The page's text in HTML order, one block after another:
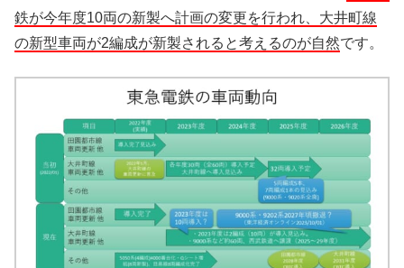
鉄が今年度10両の新製へ計画の変更を行われ、大井町線
の新型車両が2編成が新製されると考えるのが自然です。